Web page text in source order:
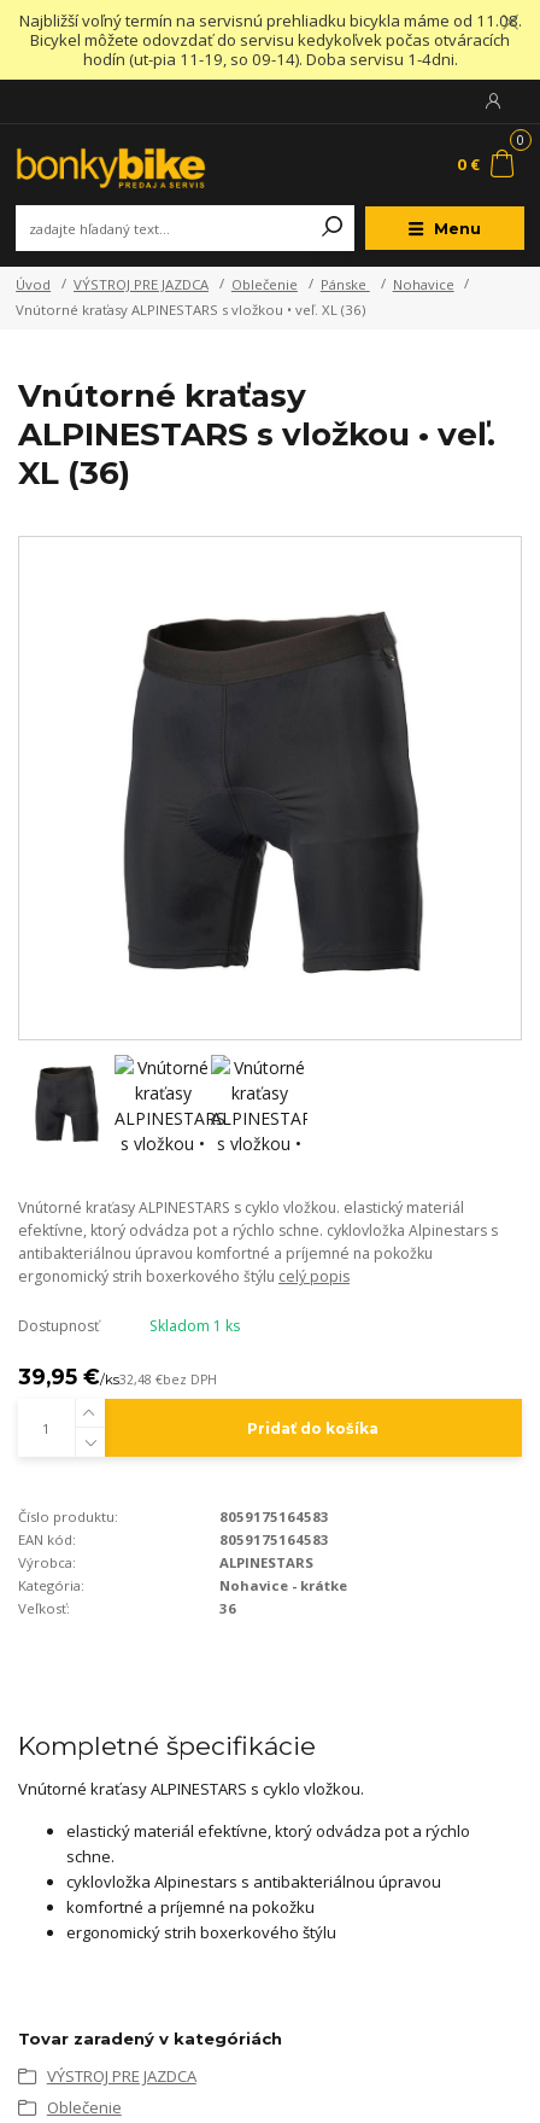
Najbližší voľný termín na servisnú prehliadku bicykla máme od 11.08.
Bicykel môžete odovzdať do servisu kedykoľvek počas otváracích
hodín (ut-pia 11-19, so 09-14). Doba servisu 1-4dni.
Menu
0
0 €
Úvod VÝSTROJ PRE JAZDCA Oblečenie Pánske
Nohavice
Vnútorné kraťasy ALPINESTARS s vložkou • veľ. XL (36)
Vnútorné kraťasy
ALPINESTARS s vložkou • veľ.
XL (36)
Vnútorné kraťasy ALPINESTARS s cyklo vložkou. elastický materiál
efektívne, ktorý odvádza pot a rýchlo schne. cyklovložka Alpinestars s
antibakteriálnou úpravou komfortné a príjemné na pokožku
ergonomický strih boxerkového štýlu celý popis
Dostupnosť Skladom 1 ks
39,95 €/ks32,48 €bez DPH
Pridať do košíka
Číslo produktu:
8059175164583
EAN kód:
8059175164583
Výrobca:
ALPINESTARS
Kategória:
Nohavice - krátke
Veľkosť:
36
Kompletné špecifikácie
Vnútorné kraťasy ALPINESTARS s cyklo vložkou.
elastický materiál efektívne, ktorý odvádza pot a rýchlo
schne.
cyklovložka Alpinestars s antibakteriálnou úpravou
komfortné a príjemné na pokožku
ergonomický strih boxerkového štýlu
Tovar zaradený v kategóriách
VÝSTROJ PRE JAZDCA
Oblečenie